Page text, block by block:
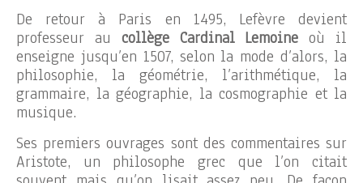
De retour à Paris en 1495, Lefèvre devient
professeur au collège Cardinal Lemoine où il
enseigne jusqu’en 1507, selon la mode d’alors, la
philosophie, la géométrie, l’arithmétique, la
grammaire, la géographie, la cosmographie et la
musique.
Ses premiers ouvrages sont des commentaires sur
Aristote, un philosophe grec que l’on citait